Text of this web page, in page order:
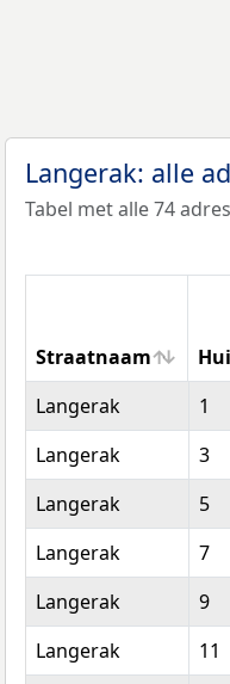
Langerak: alle
Tabel met alle 74
Straatnaam
Straatnaam
Langerak 1
Langerak
3
Langerak
5
Langerak
7
Langerak
9
Langerak
11